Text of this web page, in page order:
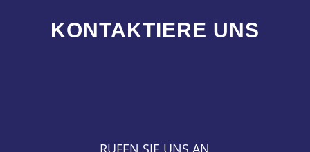
KONTAKTIERE UNS
RUFEN SIE UNS AN